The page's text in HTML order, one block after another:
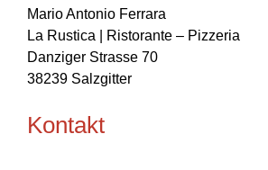
Mario Antonio Ferrara
La Rustica | Ristorante – Pizzeria
Danziger Strasse 70
38239 Salzgitter
Kontakt